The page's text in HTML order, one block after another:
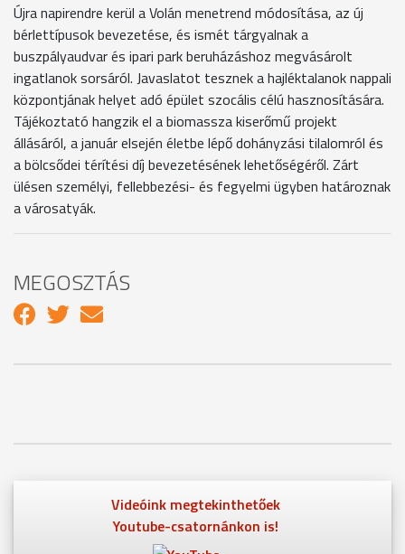
Újra napirendre kerül a Volán menetrend módosítása, az új
bérlettípusok bevezetése, és ismét tárgyalnak a
buszpályaudvar és ipari park beruházáshoz megvásárolt
ingatlanok sorsáról. Javaslatot tesznek a hajléktalanok nappali
központjának helyet adó épület szocális célú hasznosítására.
Tájékoztató hangzik el a biomassza kiserőmű projekt
állásáról, a január elsején életbe lépő dohányzási tilalomról és
a bölcsődei térítési díj bevezetésének lehetőségéről. Zárt
ülésen személyi, fellebbezési- és fegyelmi ügyben határoznak
a városatyák.
MEGOSZTÁS
Videóink megtekinthetőek
Youtube-csatornánkon is!